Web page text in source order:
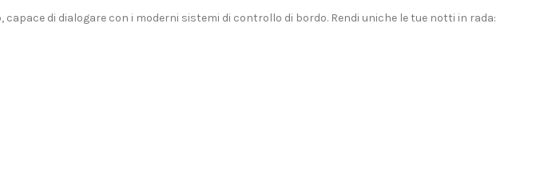
di dialogare con i moderni sistemi di controllo di bordo. Rendi uniche le tue notti in rada: